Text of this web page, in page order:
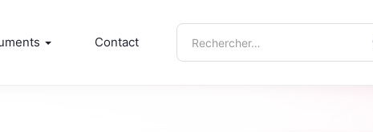
Contact
sur